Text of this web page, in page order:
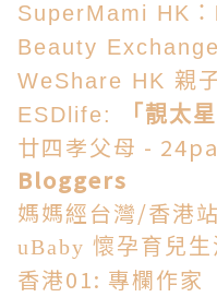
SuperMami HK：
Beauty Exchange
WeShare HK 親
ESDlife:
「靚太
廿四孝父母 -
Bloggers
媽媽經台灣/香港
uBaby 懷孕育兒生
香港01: 專欄作家